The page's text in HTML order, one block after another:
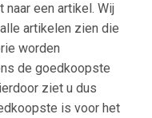
naar een artikel. Wij
artikelen zien die
worden
de goedkoopste
ziet u dus
is voor het